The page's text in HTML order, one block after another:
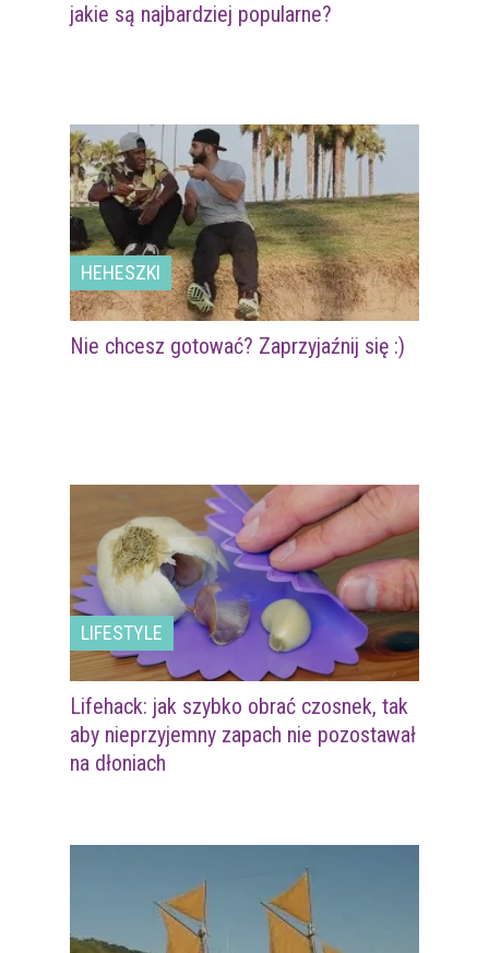
jakie są najbardziej popularne?
HEHESZKI
Nie chcesz gotować? Zaprzyjaźnij się :)
LIFESTYLE
Lifehack: jak szybko obrać czosnek, tak
aby nieprzyjemny zapach nie pozostawał
na dłoniach